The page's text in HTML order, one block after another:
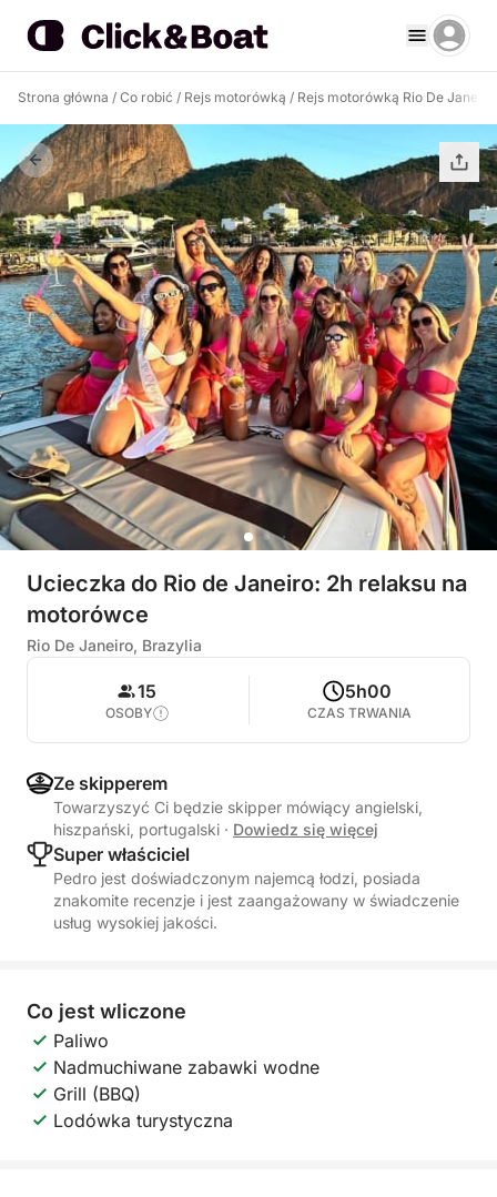
Strona główna / Co robić / Rejs motorówką / Rejs motorówką Rio De Janeiro
Ucieczka do Rio de Janeiro: 2h relaksu na
motorówce
Rio De Janeiro, Brazylia
15
OSOBY
5h00
CZAS TRWANIA
Ze skipperem
Towarzyszyć Ci będzie skipper mówiący angielski,
hiszpański, portugalski · Dowiedz się więcej
Super właściciel
Pedro jest doświadczonym najemcą łodzi, posiada
znakomite recenzje i jest zaangażowany w świadczenie
usług wysokiej jakości.
Co jest wliczone
Paliwo
Nadmuchiwane zabawki wodne
Grill (BBQ)
Lodówka turystyczna